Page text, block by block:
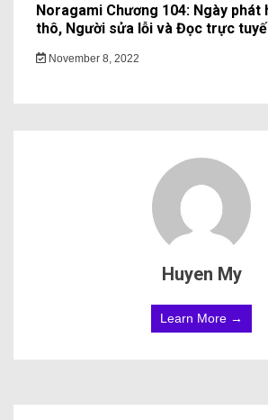
Noragami Chương 104: Ngày phát
thô, Người sửa lỗi và Đọc trực
November 8, 2022
Huyen My
Learn More →